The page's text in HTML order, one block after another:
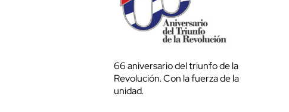
66 aniversario del triunfo de la
Revolución. Con la fuerza de la
unidad.